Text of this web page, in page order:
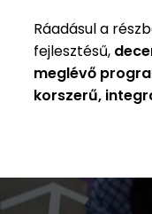
Ráadásul a
fejlesztésű,
meglévő
korszerű,